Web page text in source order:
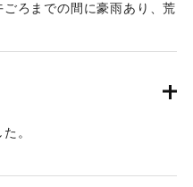
ろまでの間に豪雨あり、荒
日 朝刊4面】
。